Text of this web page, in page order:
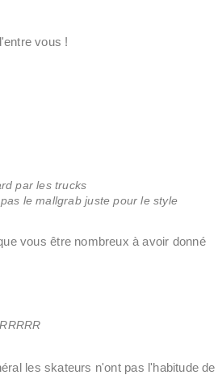
vous !
par les trucks
le mallgrab juste pour le style
vous être nombreux à avoir donné
les skateurs n'ont pas l'habitude de